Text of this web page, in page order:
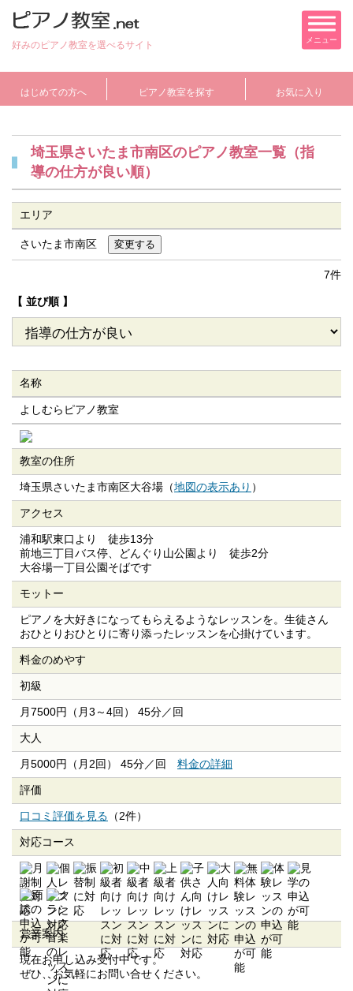
好みのピアノ教室を選べるサイト メニュー
はじめての方へ ピアノ教室を探す お気に入り
埼玉県さいたま市南区のピアノ教室一覧（指
導の仕方が良い順）
エリア
さいたま市南区
7件
【 並び順 】
名称
よしむらピアノ教室
教室の住所
埼玉県さいたま市南区大谷場（地図の表示あり ）
アクセス
浦和駅東口より 徒歩13分
前地三丁目バス停、どんぐり山公園より 徒歩2分
大谷場一丁目公園そばです
モットー
ピアノを大好きになってもらえるようなレッスンを。生徒さん
おひとりおひとりに寄り添ったレッスンを心掛けています。
料金のめやす
初級
月7500円（月3～4回） 45分／回
大人
月5000円（月2回） 45分／回 料金の詳細
評価
口コミ評価を見る （2件）
対応コース
営業案内
現在お申し込み受付中です。
ぜひ、お気軽にお問い合せください。